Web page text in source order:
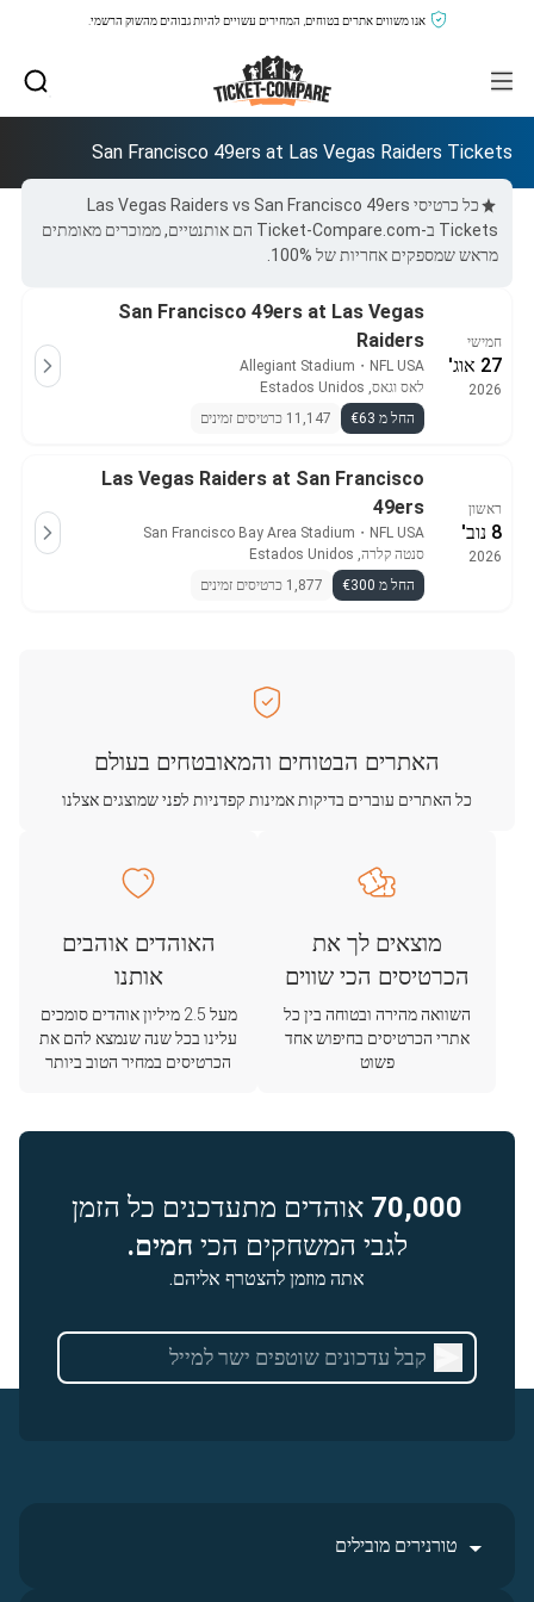
אנו משווים אתרים בטוחים, המחירים עשויים להיות גבוהים מהשוק הרשמי.
San Francisco 49ers at Las Vegas Raiders Tickets
כל כרטיסי Las Vegas Raiders vs San Francisco 49ers
Tickets ב-Ticket-Compare.com הם אותנטיים, ממוכרים מאומתים
מראש שמספקים אחריות של 100%.
חמישי
27 אוג'
2026
San Francisco 49ers at Las Vegas
Raiders
NFL USA
・
Allegiant Stadium
לאס וגאס, Estados Unidos
החל מ €63
11,147 כרטיסים זמינים
ראשון
8 נוב'
2026
Las Vegas Raiders at San Francisco
49ers
NFL USA
・
San Francisco Bay Area Stadium
סנטה קלרה, Estados Unidos
החל מ €300
1,877 כרטיסים זמינים
האתרים הבטוחים והמאובטחים בעולם
כל האתרים עוברים בדיקות אמינות קפדניות לפני שמוצגים אצלנו
מוצאים לך את
הכרטיסים הכי שווים
השוואה מהירה ובטוחה בין כל
אתרי הכרטיסים בחיפוש אחד
פשוט
האוהדים אוהבים
אותנו
מעל 2.5 מיליון אוהדים סומכים
עלינו בכל שנה שנמצא להם את
הכרטיסים במחיר הטוב ביותר
70,000 אוהדים מתעדכנים כל הזמן
לגבי המשחקים הכי חמים.
אתה מוזמן להצטרף אליהם.
טורנירים מובילים